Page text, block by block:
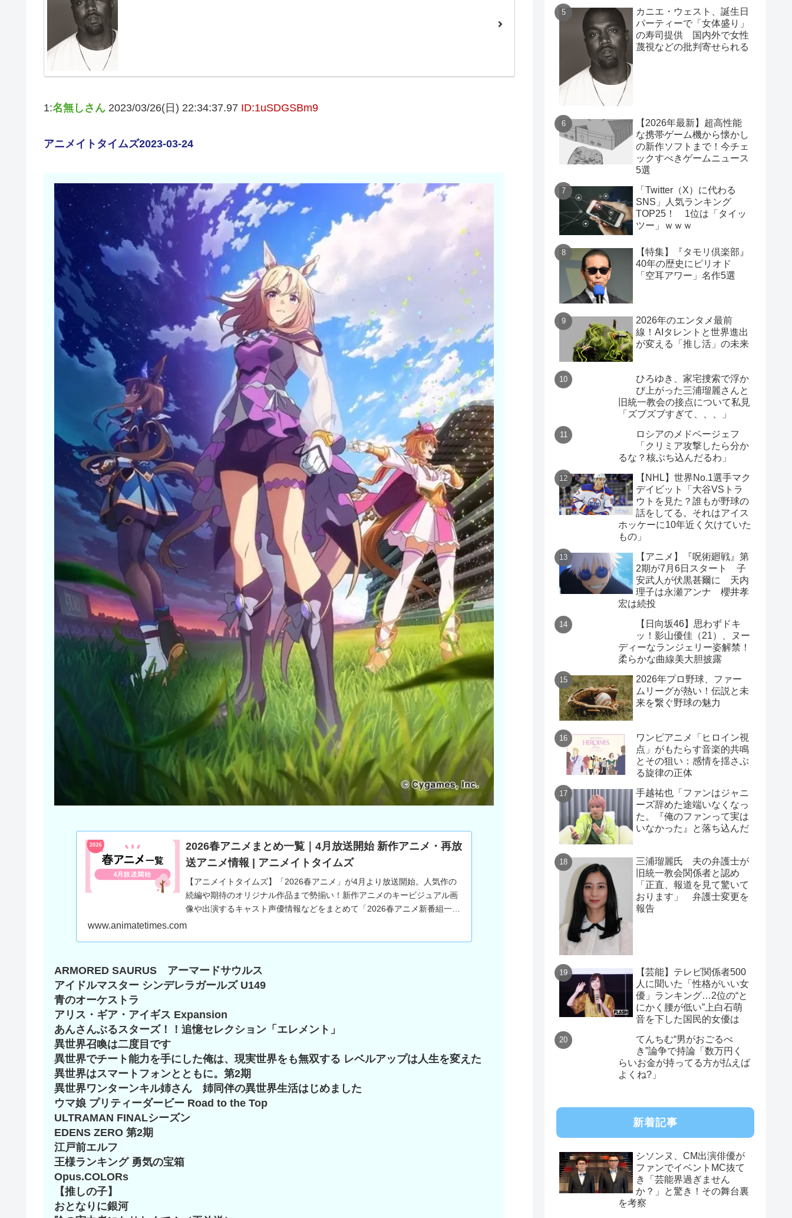
1:名無しさん 2023/03/26(日) 22:34:37.97 ID:1uSDGSBm9
アニメイトタイムズ2023-03-24
2026春アニメまとめ一覧｜4月放送開始 新作アニメ・再放
送アニメ情報 | アニメイトタイムズ
【アニメイトタイムズ】「2026春アニメ」が4月より放送開始。人気作の
続編や期待のオリジナル作品まで勢揃い！新作アニメのキービジュアル画
像や出演するキャスト声優情報などをまとめて「2026春アニメ新番組一
覧」をお届けします！2026夏アニメ＞＞＜＜2026冬アニメ
www.animatetimes.com
ARMORED SAURUS アーマードサウルス
アイドルマスター シンデレラガールズ U149
青のオーケストラ
アリス・ギア・アイギス Expansion
あんさんぶるスターズ！！追憶セレクション「エレメント」
異世界召喚は二度目です
異世界でチート能力を手にした俺は、現実世界をも無双する レベルアップは人生を変えた
異世界はスマートフォンとともに。第2期
異世界ワンターンキル姉さん 姉同伴の異世界生活はじめました
ウマ娘 プリティーダービー Road to the Top
ULTRAMAN FINALシーズン
EDENS ZERO 第2期
江戸前エルフ
王様ランキング 勇気の宝箱
Opus.COLORs
【推しの子】
おとなりに銀河
カニエ・ウェスト、誕生日
パーティーで「女体盛り」
の寿司提供 国内外で女性
蔑視などの批判寄せられる
【2026年最新】超高性能
な携帯ゲーム機から懐かし
の新作ソフトまで！今チェ
ックすべきゲームニュース
5選
「Twitter（X）に代わる
SNS」人気ランキング
TOP25！ 1位は「タイッ
ツー」ｗｗｗ
【特集】『タモリ倶楽部』
40年の歴史にピリオド
「空耳アワー」名作5選
2026年のエンタメ最前
線！AIタレントと世界進出
が変える「推し活」の未来
ひろゆき、家宅捜索で浮か
び上がった三浦瑠麗さんと
旧統一教会の接点について私見
「ズブズブすぎて、、、」
ロシアのメドベージェフ
「クリミア攻撃したら分か
るな？核ぶち込んだるわ」
【NHL】世界No.1選手マク
デイビット「大谷VSトラ
ウトを見た？誰もが野球の
話をしてる。それはアイス
ホッケーに10年近く欠けていた
もの」
【アニメ】『呪術廻戦』第
2期が7月6日スタート 子
安武人が伏黒甚爾に 天内
理子は永瀬アンナ 櫻井孝
宏は続投
【日向坂46】思わずドキ
ッ！影山優佳（21）、ヌー
ディーなランジェリー姿解禁！
柔らかな曲線美大胆披露
2026年プロ野球、ファー
ムリーグが熱い！伝説と未
来を繋ぐ野球の魅力
ワンピアニメ「ヒロイン視
点」がもたらす音楽的共鳴
とその狙い：感情を揺さぶ
る旋律の正体
手越祐也「ファンはジャニ
ーズ辞めた途端いなくなっ
た。『俺のファンって実は
いなかった』と落ち込んだ
三浦瑠麗氏 夫の弁護士が
旧統一教会関係者と認め
「正直、報道を見て驚いて
おります」 弁護士変更を
報告
【芸能】テレビ関係者500
人に聞いた「性格がいい女
優」ランキング…2位の“と
にかく腰が低い”上白石萌
音を下した国民的女優は
てんちむ“男がおごるべ
き”論争で持論「数万円く
らいお金が持ってる方が払えば
よくね?」
新着記事
シソンヌ、CM出演俳優が
ファンでイベントMC抜て
き「芸能界過ぎません
か？」と驚き！その舞台裏
を考察